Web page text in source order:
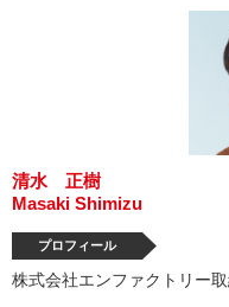
清水 正樹
Masaki Shimizu
プロフィール
株式会社エンファクトリー